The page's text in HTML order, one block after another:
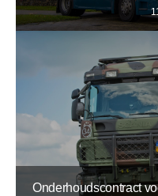
Onderhoudscontract